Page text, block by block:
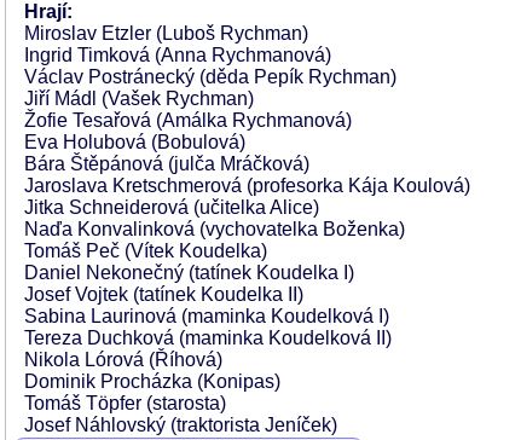
Hrají:
Miroslav Etzler (Luboš Rychman)
Ingrid Timková (Anna Rychmanová)
Václav Postránecký (děda Pepík Rychman)
Jiří Mádl (Vašek Rychman)
Žofie Tesařová (Amálka Rychmanová)
Eva Holubová (Bobulová)
Bára Štěpánová (julča Mráčková)
Jaroslava Kretschmerová (profesorka Kája Koulová)
Jitka Schneiderová (učitelka Alice)
Naďa Konvalinková (vychovatelka Boženka)
Tomáš Peč (Vítek Koudelka)
Daniel Nekonečný (tatínek Koudelka I)
Josef Vojtek (tatínek Koudelka II)
Sabina Laurinová (maminka Koudelková I)
Tereza Duchková (maminka Koudelková II)
Nikola Lórová (Říhová)
Dominik Procházka (Konipas)
Tomáš Töpfer (starosta)
Josef Náhlovský (traktorista Jeníček)